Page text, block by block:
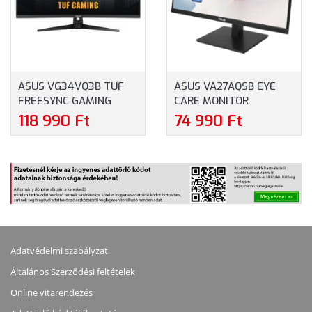
GARANCIA,
FEKETE
400CD,
TYPE-C, 3 ÉV
GARANCIA,
VESA, HDMI,
DISPLAYPORT,
USB TYPE-C,
3 ÉV
GARANCIA,
FEKETE
SZÍNBEN
ASUS VG34VQ3B TUF
FREESYNC GAMING
MONITOR (VG34VQ3B) -
34" WQHD
21:9, VA, WLED, 4000:1,
400CD, 1MS, 2XHDMI,
DISPLAYPORT, 4XUSB
TYPE-A, 3 ÉV GARANCIA,
118 990 Ft
ASUS VA27AQSB EYE
CARE MONITOR
(VA27AQSB) - 27" WQHD
(2560X1440), 16:9, IPS,
HDMI, DISPLAYPORT, 3
ÉV GARANCIA, FEKETE
SZÍNBEN
74 990 Ft
Adatvédelmi szabályzat
Általános Szerződési feltételek
Online vitarendezés